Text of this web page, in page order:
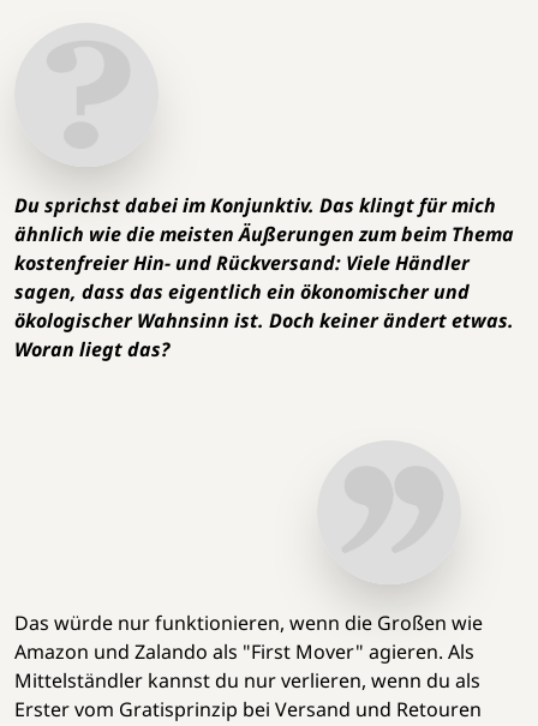
Du sprichst dabei im Konjunktiv. Das klingt für mich
ähnlich wie die meisten Äußerungen zum beim Thema
kostenfreier Hin- und Rückversand: Viele Händler
sagen, dass das eigentlich ein ökonomischer und
ökologischer Wahnsinn ist. Doch keiner ändert etwas.
Woran liegt das?
Das würde nur funktionieren, wenn die Großen wie
Amazon und Zalando als "First Mover" agieren. Als
Mittelständler kannst du nur verlieren, wenn du als
Erster vom Gratisprinzip bei Versand und Retouren